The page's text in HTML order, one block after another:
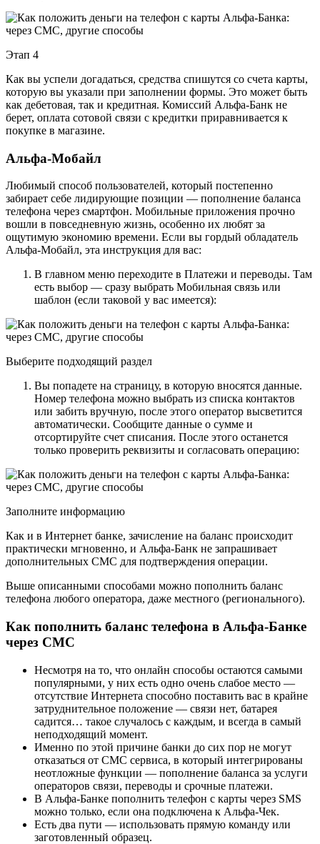
Этап 4
Как вы успели догадаться, средства спишутся со счета карты,
которую вы указали при заполнении формы. Это может быть
как дебетовая, так и кредитная. Комиссий Альфа-Банк не
берет, оплата сотовой связи с кредитки приравнивается к
покупке в магазине.
Альфа-Мобайл
Любимый способ пользователей, который постепенно
забирает себе лидирующие позиции — пополнение баланса
телефона через смартфон. Мобильные приложения прочно
вошли в повседневную жизнь, особенно их любят за
ощутимую экономию времени. Если вы гордый обладатель
Альфа-Мобайл, эта инструкция для вас:
В главном меню переходите в Платежи и переводы. Там
есть выбор — сразу выбрать Мобильная связь или
шаблон (если таковой у вас имеется):
Выберите подходящий раздел
Вы попадете на страницу, в которую вносятся данные.
Номер телефона можно выбрать из списка контактов
или забить вручную, после этого оператор высветится
автоматически. Сообщите данные о сумме и
отсортируйте счет списания. После этого останется
только проверить реквизиты и согласовать операцию:
Заполните информацию
Как и в Интернет банке, зачисление на баланс происходит
практически мгновенно, и Альфа-Банк не запрашивает
дополнительных СМС для подтверждения операции.
Выше описанными способами можно пополнить баланс
телефона любого оператора, даже местного (регионального).
Как пополнить баланс телефона в Альфа-Банке
через СМС
Несмотря на то, что онлайн способы остаются самыми
популярными, у них есть одно очень слабое место —
отсутствие Интернета способно поставить вас в крайне
затруднительное положение — связи нет, батарея
садится… такое случалось с каждым, и всегда в самый
неподходящий момент.
Именно по этой причине банки до сих пор не могут
отказаться от СМС сервиса, в который интегрированы
неотложные функции — пополнение баланса за услуги
операторов связи, переводы и срочные платежи.
В Альфа-Банке пополнить телефон с карты через SMS
можно только, если она подключена к Альфа-Чек.
Есть два пути — использовать прямую команду или
заготовленный образец.